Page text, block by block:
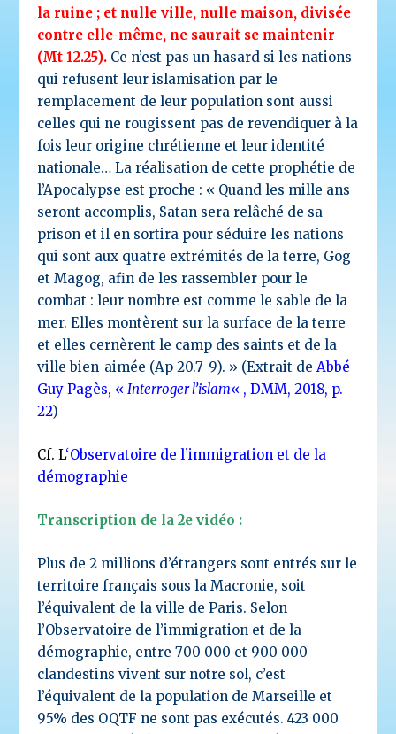
la ruine ; et nulle ville, nulle maison, divisée
contre elle-même, ne saurait se maintenir
(Mt 12.25). Ce n’est pas un hasard si les nations
qui refusent leur islamisation par le
remplacement de leur population sont aussi
celles qui ne rougissent pas de revendiquer à la
fois leur origine chrétienne et leur identité
nationale… La réalisation de cette prophétie de
l’Apocalypse est proche : « Quand les mille ans
seront accomplis, Satan sera relâché de sa
prison et il en sortira pour séduire les nations
qui sont aux quatre extrémités de la terre, Gog
et Magog, afin de les rassembler pour le
combat : leur nombre est comme le sable de la
mer. Elles montèrent sur la surface de la terre
et elles cernèrent le camp des saints et de la
ville bien-aimée (Ap 20.7-9). » (Extrait de Abbé
Guy Pagès, « Interroger l’islam« , DMM, 2018, p.
22)
Cf. L‘Observatoire de l’immigration et de la
démographie
Transcription de la 2e vidéo :
Plus de 2 millions d’étrangers sont entrés sur le
territoire français sous la Macronie, soit
l’équivalent de la ville de Paris. Selon
l’Observatoire de l’immigration et de la
démographie, entre 700 000 et 900 000
clandestins vivent sur notre sol, c’est
l’équivalent de la population de Marseille et
95% des OQTF ne sont pas exécutés. 423 000